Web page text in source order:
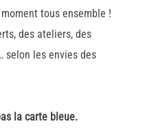
tous ensemble !
des ateliers, des
selon les envies des
la carte bleue.